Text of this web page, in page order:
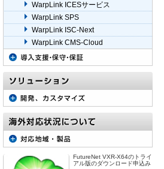
WarpLink ICESサービス
WarpLink SPS
WarpLink ISC-Next
WarpLink CMS-Cloud
FutureNet VXR-X64のトライ
アル版のダウンロード申込み